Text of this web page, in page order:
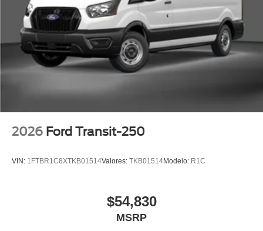
2026 Ford Transit-250
VIN: 1FTBR1C8XTKB01514Valores: TKB01514Modelo: R1C
$54,830
MSRP